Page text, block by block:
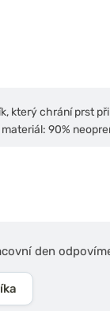
který chrání prst
90%
den